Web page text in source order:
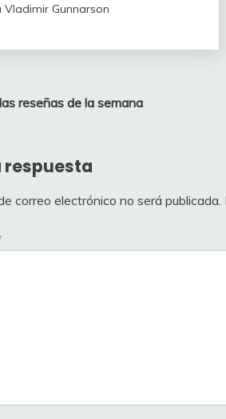
Vladimir Gunnarson
reseñas de la semana
respuesta
correo electrónico no será publicada.